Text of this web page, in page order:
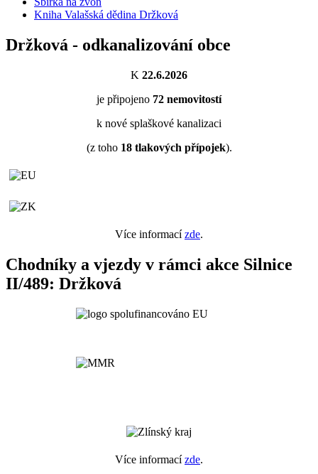
Kniha Valašská dědina Držková
Držková - odkanalizování obce
K 22.6.2026
je připojeno 72 nemovitostí
k nové splaškové kanalizaci
(z toho 18tlakových přípojek).
Více informacízde.
Chodníky a vjezdy v rámci akce Silnice
II/489: Držková
Více informacízde.